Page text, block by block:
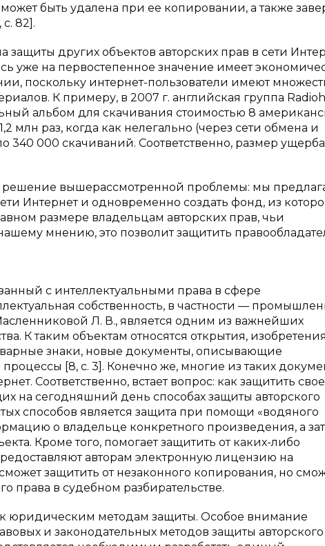
быть удалена при ее копировании, а также
82].
других объектов авторских прав в сети
уже на первостепенное значение имеет
поскольку интернет-пользователи имеют
К примеру, в 2007 г. английская группа
альбом для скачивания стоимостью 8
млн раз, когда как нелегально (через сети обмена и
340 000 скачиваний. Соответственно, размер ущерба
вышерассмотренной проблемы: мы
Интернет и одновременно создать фонд, из
размере владельцам авторских прав, чьи
мнению, это позволит защитить
с интеллектуальными права в сфере
собственность, в частности —
Л. В., является одним из важнейших
К таким объектам относятся открытия,
знаки, новые документы, описывающие
[8, с. 3]. Конечно же, многие из таких
Соответственно, встает вопрос: как защитить свое
на сегодняшний день способах защиты авторского
способов является защита при помощи «водяного
о владельце конкретного произведения, а
Кроме того, помогает защитить от каких-либо
авторам электронную лицензию на
защитить от незаконного копирования, но
права в судебном разбирательстве.
юридическим методам защиты. Особое внимание
и законодательных методов защиты авторского